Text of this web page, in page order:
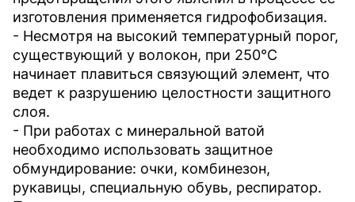
изготовления применяется гидрофобизация.
- Несмотря на высокий температурный порог,
существующий у волокон, при 250°С
начинает плавиться связующий элемент, что
ведет к разрушению целостности защитного
слоя.
- При работах с минеральной ватой
необходимо использовать защитное
обмундирование: очки, комбинезон,
рукавицы, специальную обувь, респиратор.